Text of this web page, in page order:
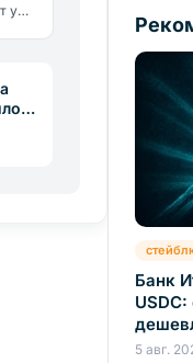
уже
Банк
5 авг.